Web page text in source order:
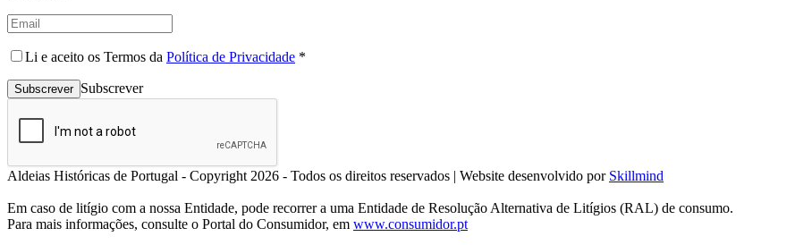
Li e aceito os Termos da Política de Privacidade *
Subscrever
Aldeias Históricas de Portugal - Copyright 2026 - Todos os direitos reservados | Website desenvolvido por Skillmind
Em caso de litígio com a nossa Entidade, pode recorrer a uma Entidade de Resolução Alternativa de Litígios (RAL) de consumo.
Para mais informações, consulte o Portal do Consumidor, em www.consumidor.pt